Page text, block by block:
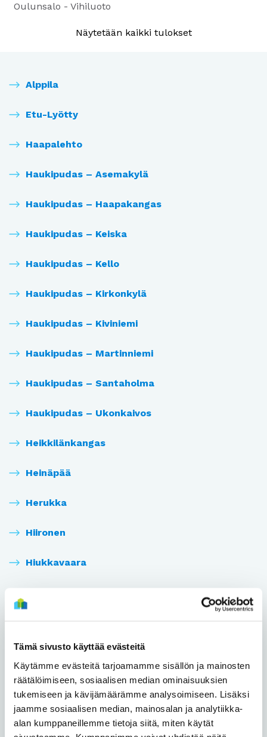
Tämä sivusto käyttää evästeitä
Käytämme evästeitä tarjoamamme sisällön ja mainosten
räätälöimiseen, sosiaalisen median ominaisuuksien
tukemiseen ja kävijämäärämme analysoimiseen. Lisäksi
jaamme sosiaalisen median, mainosalan ja analytiikka-
alan kumppaneillemme tietoja siitä, miten käytät
Oulunsalo - Vihiluoto
Näytetään kaikki tulokset
Alppila
Etu-Lyötty
Haapalehto
Haukipudas – Asemakylä
Haukipudas – Haapakangas
Haukipudas – Keiska
Haukipudas – Kello
Haukipudas – Kirkonkylä
Haukipudas – Kiviniemi
Haukipudas – Martinniemi
Haukipudas – Santaholma
Haukipudas – Ukonkaivos
Heikkilänkangas
Heinäpää
Herukka
Hiironen
Hiukkavaara
Hönttämäki
Höyhtyä
Iinatti